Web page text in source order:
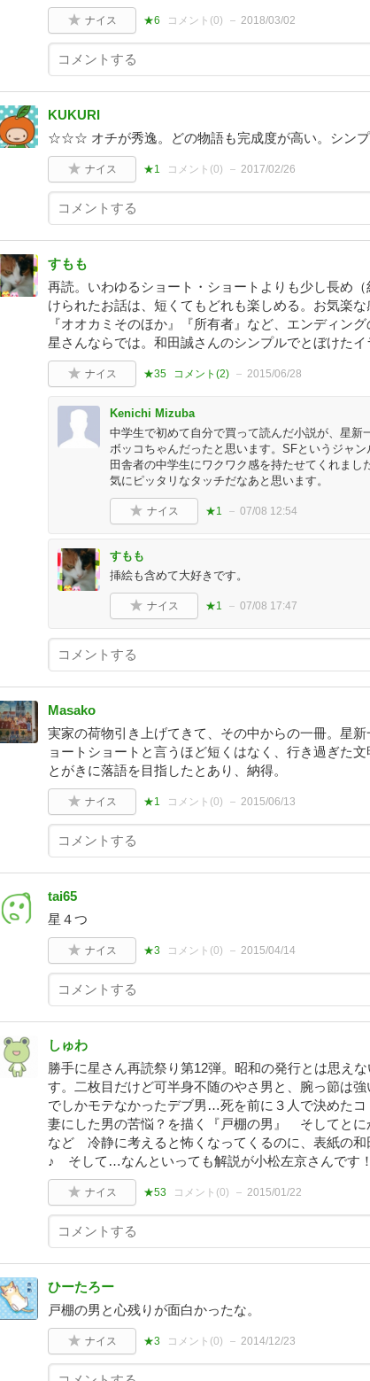
ナイス ★6 コメント(0) 2018/03/02
KUKURI
☆☆☆ オチが秀逸。どの物語も完成度が高い。シンプ
ナイス ★1 コメント(0) 2017/02/26
すもも
再読。いわゆるショート・ショートよりも少し長め
けられたお話は、短くてもどれも楽しめる。お気楽な
『オオカミそのほか』『所有者』など、エンディン
星さんならでは。和田誠さんのシンプルでとぼけたイ
ナイス ★35 コメント(2) 2015/06/28
Kenichi Mizuba
中学生で初めて自分で買って読んだ小説が、星新
ボッコちゃんだったと思います。SFというジャン
田舎者の中学生にワクワク感を持たせてくれまし
気にピッタリなタッチだなあと思います。
ナイス ★1 07/08 12:54
すもも
挿絵も含めて大好きです。
ナイス ★1 07/08 17:47
Masako
実家の荷物引き上げてきて、その中からの一冊。星
ョートショートと言うほど短くはなく、行き過ぎた
とがきに落語を目指したとあり、納得。
ナイス ★1 コメント(0) 2015/06/13
tai65
星４つ
ナイス ★3 コメント(0) 2015/04/14
しゅわ
勝手に星さん再読祭り第12弾。昭和の発行とは思え
す。二枚目だけど可半身不随のやさ男と、腕っ節は
でしかモテなかったデブ男…死を前に３人で決めた
妻にした男の苦悩？を描く『戸棚の男』 そしてと
など 冷静に考えると怖くなってくるのに、表紙の和
♪ そして…なんといっても解説が小松左京さんです！
ナイス ★53 コメント(0) 2015/01/22
ひーたろー
戸棚の男と心残りが面白かったな。
ナイス ★3 コメント(0) 2014/12/23